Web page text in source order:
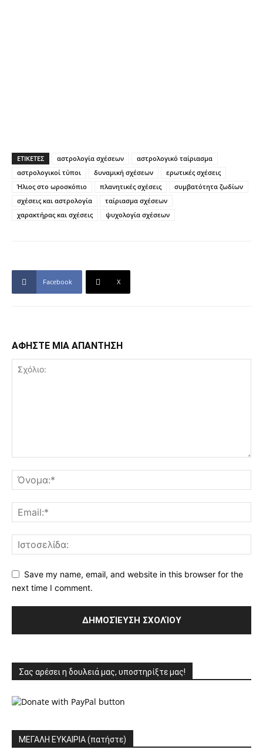
ΕΤΙΚΕΤΕΣ αστρολογία σχέσεων
αστρολογικό ταίριασμα
αστρολογικοί τύποι
δυναμική σχέσεων
ερωτικές σχέσεις
Ήλιος στο ωροσκόπιο
πλανητικές σχέσεις
συμβατότητα ζωδίων
σχέσεις και αστρολογία
ταίριασμα σχέσεων
χαρακτήρας και σχέσεις
ψυχολογία σχέσεων
Facebook X
ΑΦΗΣΤΕ ΜΙΑ ΑΠΑΝΤΗΣΗ
Save my name, email, and website in this browser for the
next time I comment.
Σας αρέσει η δουλειά μας, υποστηρίξτε μας!
ΜΕΓΑΛΗ ΕΥΚΑΙΡΙΑ (πατήστε)